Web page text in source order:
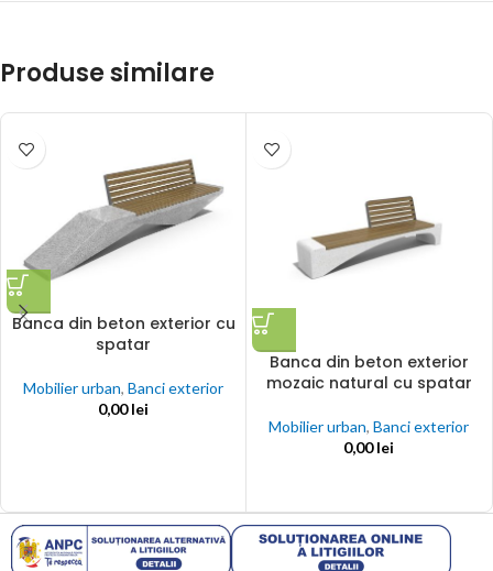
Produse similare
Banca din beton exterior cu
spatar
Mobilier urban, Banci exterior
0,00lei
Banca din beton exterior
mozaic natural cu spatar
Mobilier urban, Banci exterior
0,00lei